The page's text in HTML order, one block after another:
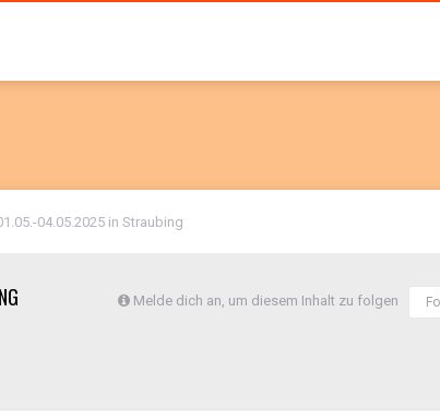
04.05.2025 in Straubing
Melde dich an, um diesem Inhalt zu folgen